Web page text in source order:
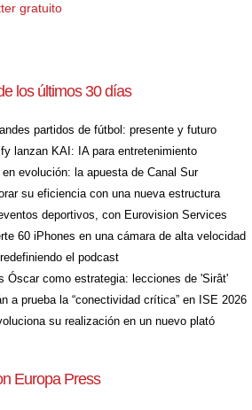
gratuito
los últimos 30 días
partidos de fútbol: presente y futuro
lanzan KAI: IA para entretenimiento
evolución: la apuesta de Canal Sur
su eficiencia con una nueva estructura
deportivos, con Eurovision Services
60 iPhones en una cámara de alta velocidad
el podcast
Óscar como estrategia: lecciones de 'Sirât'
a prueba la “conectividad crítica” en ISE 2026
su realización en un nuevo plató
Europa Press